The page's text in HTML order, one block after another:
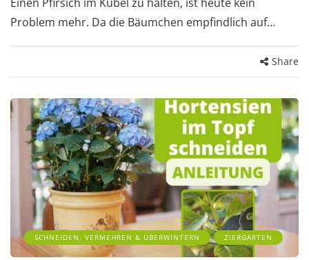
Problem mehr. Da die Bäumchen empfindlich auf…
Share
SCHNEIDEN, VERMEHREN & ÜBERWINTERN ZIERGARTEN